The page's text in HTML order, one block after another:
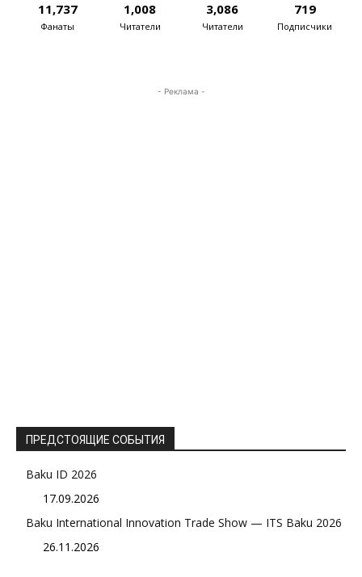
11,737
Фанаты
1,008
Читатели
3,086
Читатели
719
Подписчики
- Реклама -
ПРЕДСТОЯЩИЕ СОБЫТИЯ
Baku ID 2026
17.09.2026
Baku International Innovation Trade Show — ITS Baku 2026
26.11.2026